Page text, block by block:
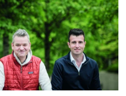
fel a következő
Zöld Legyél jobb!